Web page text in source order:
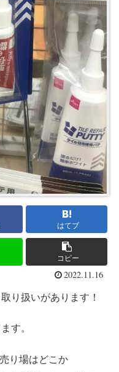
はてブ
コピー
2022.11.16
り扱いがあります！
す。
り場はどこか